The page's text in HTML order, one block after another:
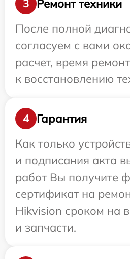
3
Ремонт техники
После полной
согласуем с вами
расчет, время
к восстановлению
4
Гарантия
Как только
и подписания акта
работ Вы получите
сертификат на
Hikvision сроком на
и запчасти.